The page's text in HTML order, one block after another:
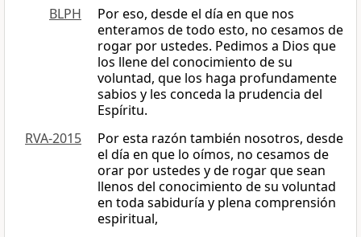
BLPH
Por eso, desde el día en que nos
enteramos de todo esto, no cesamos de
rogar por ustedes. Pedimos a Dios que
los llene del conocimiento de su
voluntad, que los haga profundamente
sabios y les conceda la prudencia del
Espíritu.
RVA-2015
Por esta razón también nosotros, desde
el día en que lo oímos, no cesamos de
orar por ustedes y de rogar que sean
llenos del conocimiento de su voluntad
en toda sabiduría y plena comprensión
espiritual,